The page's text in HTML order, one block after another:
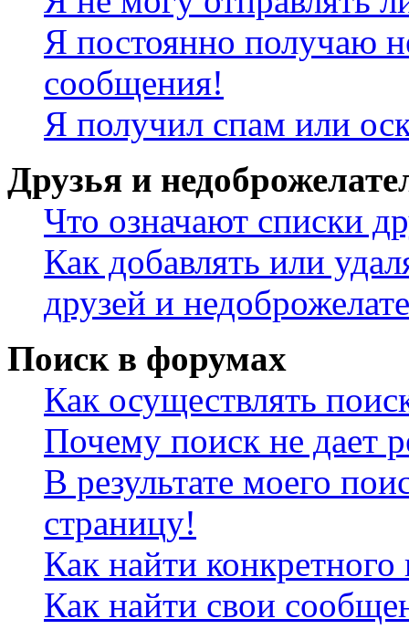
Я постоянно получаю
сообщения!
Я получил спам или
Друзья и
Что означают списки
Как добавлять или
друзей и
Поиск в форумах
Как осуществлять
Почему поиск не дает
В результате моего
страницу!
Как найти конкретного
Как найти свои